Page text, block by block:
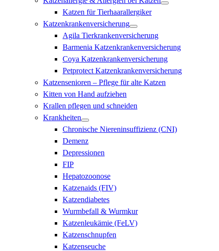
Katzen für Tierhaarallergiker
Katzenkrankenversicherung
Agila Tierkrankenversicherung
Barmenia Katzenkrankenversicherung
Coya Katzenkrankenversicherung
Petprotect Katzenkrankenversicherung
Katzensenioren – Pflege für alte Katzen
Kitten von Hand aufziehen
Krallen pflegen und schneiden
Krankheiten
Chronische Niereninsuffizienz (CNI)
Demenz
Depressionen
FIP
Hepatozoonose
Katzenaids (FIV)
Katzendiabetes
Wurmbefall & Wurmkur
Katzenleukämie (FeLV)
Katzenschnupfen
Katzenseuche